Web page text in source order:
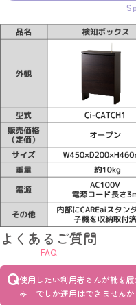
よくあるご質問
FAQ
Q使用したい利用者さんが靴を
み」でしか運用はできませんか